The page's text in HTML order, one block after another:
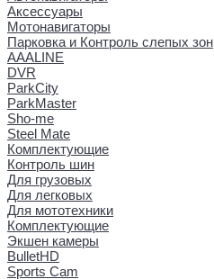
Аксессуары
Мотонавигаторы
Парковка и Контроль слепых зон
AAALINE
DVR
ParkCity
ParkMaster
Sho-me
Steel Mate
Комплектующие
Контроль шин
Для грузовых
Для легковых
Для мототехники
Комплектующие
Экшен камеры
BulletHD
Sports Cam